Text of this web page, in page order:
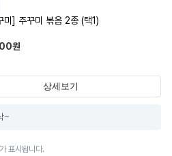
미] 주꾸미 볶음 2종 (택1)
원
상세보기
~
표시됩니다.